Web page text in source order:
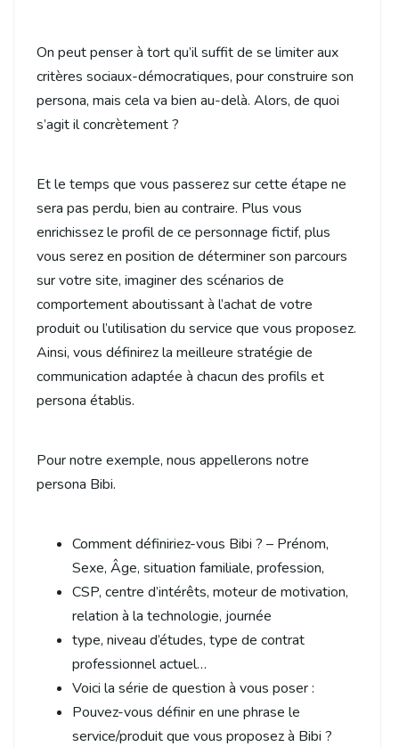
On peut penser à tort qu’il suffit de se limiter aux
critères sociaux-démocratiques, pour construire son
persona, mais cela va bien au-delà. Alors, de quoi
s’agit il concrètement ?
Et le temps que vous passerez sur cette étape ne
sera pas perdu, bien au contraire. Plus vous
enrichissez le profil de ce personnage fictif, plus
vous serez en position de déterminer son parcours
sur votre site, imaginer des scénarios de
comportement aboutissant à l’achat de votre
produit ou l’utilisation du service que vous proposez.
Ainsi, vous définirez la meilleure stratégie de
communication adaptée à chacun des profils et
persona établis.
Pour notre exemple, nous appellerons notre
persona Bibi.
Comment définiriez-vous Bibi ? – Prénom,
Sexe, Âge, situation familiale, profession,
CSP, centre d’intérêts, moteur de motivation,
relation à la technologie, journée
type, niveau d’études, type de contrat
professionnel actuel…
Voici la série de question à vous poser :
Pouvez-vous définir en une phrase le
service/produit que vous proposez à Bibi ?